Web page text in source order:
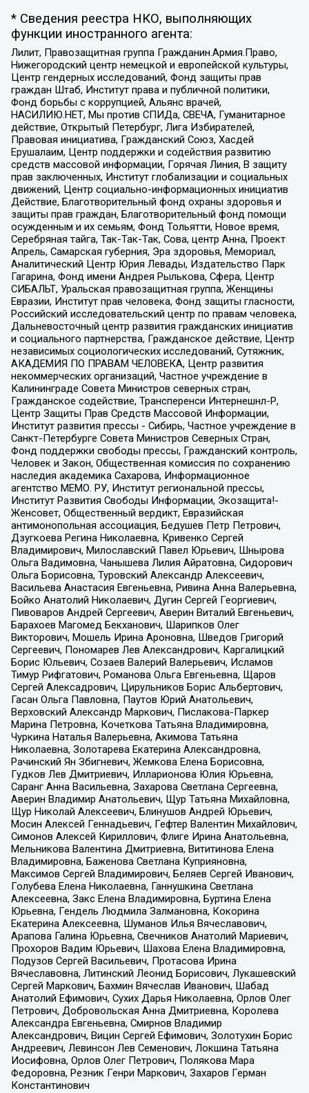
* Сведения реестра НКО, выполняющих
функции иностранного агента:
Лилит, Правозащитная группа Гражданин.Армия.Право,
Нижегородский центр немецкой и европейской культуры,
Центр гендерных исследований, Фонд защиты прав
граждан Штаб, Институт права и публичной политики,
Фонд борьбы с коррупцией, Альянс врачей,
НАСИЛИЮ.НЕТ, Мы против СПИДа, СВЕЧА, Гуманитарное
действие, Открытый Петербург, Лига Избирателей,
Правовая инициатива, Гражданский Союз, Хасдей
Ерушалаим, Центр поддержки и содействия развитию
средств массовой информации, Горячая Линия, В защиту
прав заключенных, Институт глобализации и социальных
движений, Центр социально-информационных инициатив
Действие, Благотворительный фонд охраны здоровья и
защиты прав граждан, Благотворительный фонд помощи
осужденным и их семьям, Фонд Тольятти, Новое время,
Серебряная тайга, Так-Так-Так, Сова, центр Анна, Проект
Апрель, Самарская губерния, Эра здоровья, Мемориал,
Аналитический Центр Юрия Левады, Издательство Парк
Гагарина, Фонд имени Андрея Рылькова, Сфера, Центр
СИБАЛЬТ, Уральская правозащитная группа, Женщины
Евразии, Институт прав человека, Фонд защиты гласности,
Российский исследовательский центр по правам человека,
Дальневосточный центр развития гражданских инициатив
и социального партнерства, Гражданское действие, Центр
независимых социологических исследований, Сутяжник,
АКАДЕМИЯ ПО ПРАВАМ ЧЕЛОВЕКА, Центр развития
некоммерческих организаций, Частное учреждение в
Калининграде Совета Министров северных стран,
Гражданское содействие, Трансперенси Интернешнл-Р,
Центр Защиты Прав Средств Массовой Информации,
Институт развития прессы - Сибирь, Частное учреждение в
Санкт-Петербурге Совета Министров Северных Стран,
Фонд поддержки свободы прессы, Гражданский контроль,
Человек и Закон, Общественная комиссия по сохранению
наследия академика Сахарова, Информационное
агентство МЕМО. РУ, Институт региональной прессы,
Институт Развития Свободы Информации, Экозащита!-
Женсовет, Общественный вердикт, Евразийская
антимонопольная ассоциация, Бедушев Петр Петрович,
Дзугкоева Регина Николаевна, Кривенко Сергей
Владимирович, Милославский Павел Юрьевич, Шнырова
Ольга Вадимовна, Чанышева Лилия Айратовна, Сидорович
Ольга Борисовна, Туровский Александр Алексеевич,
Васильева Анастасия Евгеньевна, Ривина Анна Валерьевна,
Бойко Анатолий Николаевич, Дугин Сергей Георгиевич,
Пивоваров Андрей Сергеевич, Аверин Виталий Евгеньевич,
Барахоев Магомед Бекханович, Шарипков Олег
Викторович, Мошель Ирина Ароновна, Шведов Григорий
Сергеевич, Пономарев Лев Александрович, Каргалицкий
Борис Юльевич, Созаев Валерий Валерьевич, Исламов
Тимур Рифгатович, Романова Ольга Евгеньевна, Щаров
Сергей Алексадрович, Цирульников Борис Альбертович,
Гасан Ольга Павловна, Паутов Юрий Анатольевич,
Верховский Александр Маркович, Пислакова-Паркер
Марина Петровна, Кочеткова Татьяна Владимировна,
Чуркина Наталья Валерьевна, Акимова Татьяна
Николаевна, Золотарева Екатерина Александровна,
Рачинский Ян Збигневич, Жемкова Елена Борисовна,
Гудков Лев Дмитриевич, Илларионова Юлия Юрьевна,
Саранг Анна Васильевна, Захарова Светлана Сергеевна,
Аверин Владимир Анатольевич, Щур Татьяна Михайловна,
Щур Николай Алексеевич, Блинушов Андрей Юрьевич,
Мосин Алексей Геннадьевич, Гефтер Валентин Михайлович,
Симонов Алексей Кириллович, Флиге Ирина Анатольевна,
Мельникова Валентина Дмитриевна, Вититинова Елена
Владимировна, Баженова Светлана Куприяновна,
Максимов Сергей Владимирович, Беляев Сергей Иванович,
Голубева Елена Николаевна, Ганнушкина Светлана
Алексеевна, Закс Елена Владимировна, Буртина Елена
Юрьевна, Гендель Людмила Залмановна, Кокорина
Екатерина Алексеевна, Шуманов Илья Вячеславович,
Арапова Галина Юрьевна, Свечников Анатолий Мариевич,
Прохоров Вадим Юрьевич, Шахова Елена Владимировна,
Подузов Сергей Васильевич, Протасова Ирина
Вячеславовна, Литинский Леонид Борисович, Лукашевский
Сергей Маркович, Бахмин Вячеслав Иванович, Шабад
Анатолий Ефимович, Сухих Дарья Николаевна, Орлов Олег
Петрович, Добровольская Анна Дмитриевна, Королева
Александра Евгеньевна, Смирнов Владимир
Александрович, Вицин Сергей Ефимович, Золотухин Борис
Андреевич, Левинсон Лев Семенович, Локшина Татьяна
Иосифовна, Орлов Олег Петрович, Полякова Мара
Федоровна, Резник Генри Маркович, Захаров Герман
Константинович